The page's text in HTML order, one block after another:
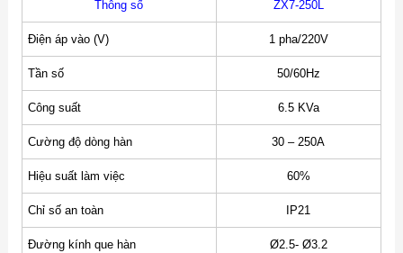
Thông số ZX7-250L
Điện áp vào (V) 1 pha/220V
Tần số 50/60Hz
Công suất 6.5 KVa
Cường độ dòng hàn 30 – 250A
Hiệu suất làm việc 60%
Chỉ số an toàn IP21
Đường kính que hàn Ø2.5- Ø3.2